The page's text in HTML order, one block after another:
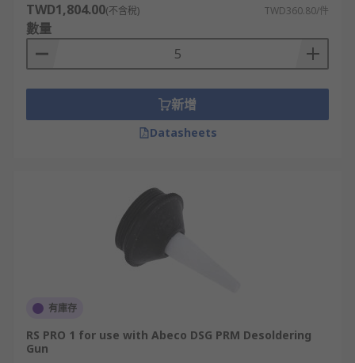
Desoldering Nozzles & Tips are vital accessories
for soldering desoldering equipment used in;
Rework soldering
TWD1,804.00(不含稅) TWD360.80/件
數量
新增
Datasheets
有庫存
RS PRO 1 for use with Abeco DSG PRM Desoldering
Gun